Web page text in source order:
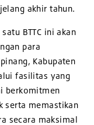
akhir tahun.
BTTC ini akan
para
Kabupaten
fasilitas yang
berkomitmen
serta memastikan
secara maksimal